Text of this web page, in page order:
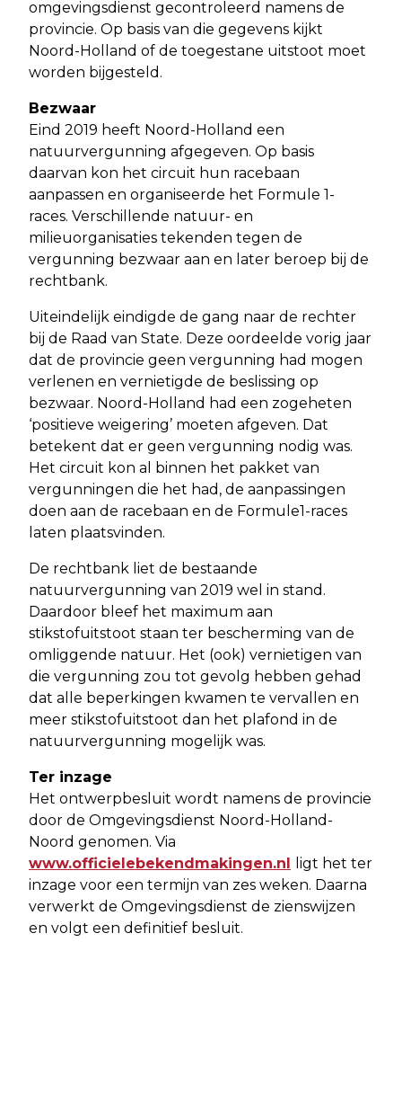
omgevingsdienst gecontroleerd namens de
provincie. Op basis van die gegevens kijkt
Noord-Holland of de toegestane uitstoot moet
worden bijgesteld.
Bezwaar
Eind 2019 heeft Noord-Holland een
natuurvergunning afgegeven. Op basis
daarvan kon het circuit hun racebaan
aanpassen en organiseerde het Formule 1-
races. Verschillende natuur- en
milieuorganisaties tekenden tegen de
vergunning bezwaar aan en later beroep bij de
rechtbank.
Uiteindelijk eindigde de gang naar de rechter
bij de Raad van State. Deze oordeelde vorig jaar
dat de provincie geen vergunning had mogen
verlenen en vernietigde de beslissing op
bezwaar. Noord-Holland had een zogeheten
‘positieve weigering’ moeten afgeven. Dat
betekent dat er geen vergunning nodig was.
Het circuit kon al binnen het pakket van
vergunningen die het had, de aanpassingen
doen aan de racebaan en de Formule1-races
laten plaatsvinden.
De rechtbank liet de bestaande
natuurvergunning van 2019 wel in stand.
Daardoor bleef het maximum aan
stikstofuitstoot staan ter bescherming van de
omliggende natuur. Het (ook) vernietigen van
die vergunning zou tot gevolg hebben gehad
dat alle beperkingen kwamen te vervallen en
meer stikstofuitstoot dan het plafond in de
natuurvergunning mogelijk was.
Ter inzage
Het ontwerpbesluit wordt namens de provincie
door de Omgevingsdienst Noord-Holland-
Noord genomen. Via
www.officielebekendmakingen.nl ligt het ter
inzage voor een termijn van zes weken. Daarna
verwerkt de Omgevingsdienst de zienswijzen
en volgt een definitief besluit.